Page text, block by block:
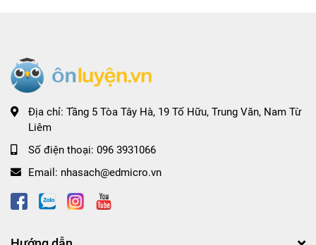
Địa chỉ: Tầng 5 Tòa Tây Hà, 19 Tố Hữu, Trung Văn, Nam Từ
Liêm
Số điện thoại: 096 3931066
Email: nhasach@edmicro.vn